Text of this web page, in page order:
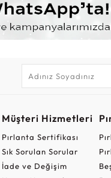
Müşteri Hizmetleri
Pırlanta Sertifikası
Sık Sorulan Sorular
İade ve Değişim